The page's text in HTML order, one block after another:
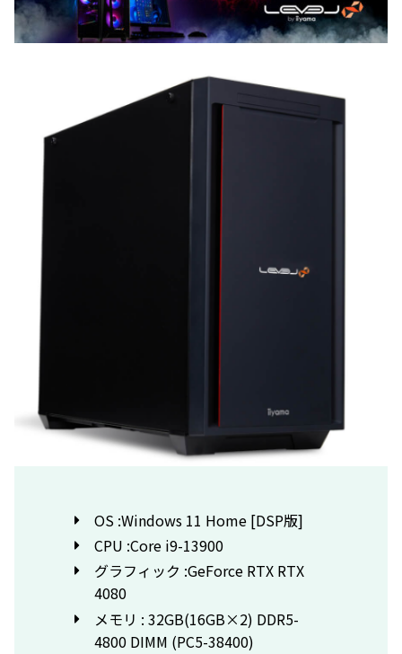
OS :Windows 11 Home [DSP版]
CPU :Core i9-13900
グラフィック :GeForce RTX RTX
4080
メモリ : 32GB(16GB×2) DDR5-
4800 DIMM (PC5-38400)